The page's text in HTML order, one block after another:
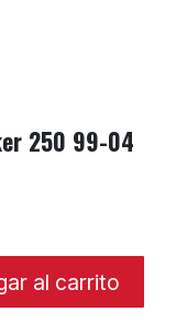
250 99-04
al carrito